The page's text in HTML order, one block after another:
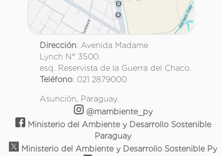
Dirección: Avenida Madame
Lynch N° 3500.
esq. Reservista de la Guerra del Chaco.
Teléfono: 021 2879000
Asunción, Paraguay.
@mambiente_py
Ministerio del Ambiente y Desarrollo Sostenible
Paraguay
Ministerio del Ambiente y Desarrollo Sostenible Py